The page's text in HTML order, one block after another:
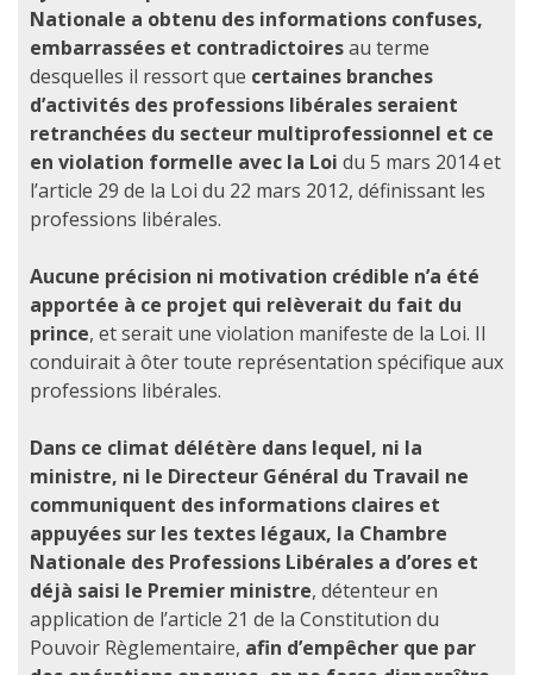
Nationale a obtenu des informations confuses,
embarrassées et contradictoiresau terme
desquelles il ressort que certaines branches
d’activités des professions libérales seraient
retranchées du secteur multiprofessionnel et ce
en violation formelle avec la Loi du 5 mars 2014 et
l’article 29 de la Loi du 22 mars 2012, définissant les
professions libérales.
Aucune précision ni motivation crédible n’a été
apportée à ce projet qui relèverait du fait du
prince, et serait une violation manifeste de la Loi. Il
conduirait à ôter toute représentation spécifique aux
professions libérales.
Dans ce climat délétère dans lequel, ni la
ministre, ni le Directeur Général du Travail ne
communiquent des informations claires et
appuyées sur les textes légaux, la Chambre
Nationale des Professions Libérales a d’ores et
déjà saisi le Premier ministre, détenteur en
application de l’article 21 de la Constitution du
Pouvoir Règlementaire, afin d’empêcher que par